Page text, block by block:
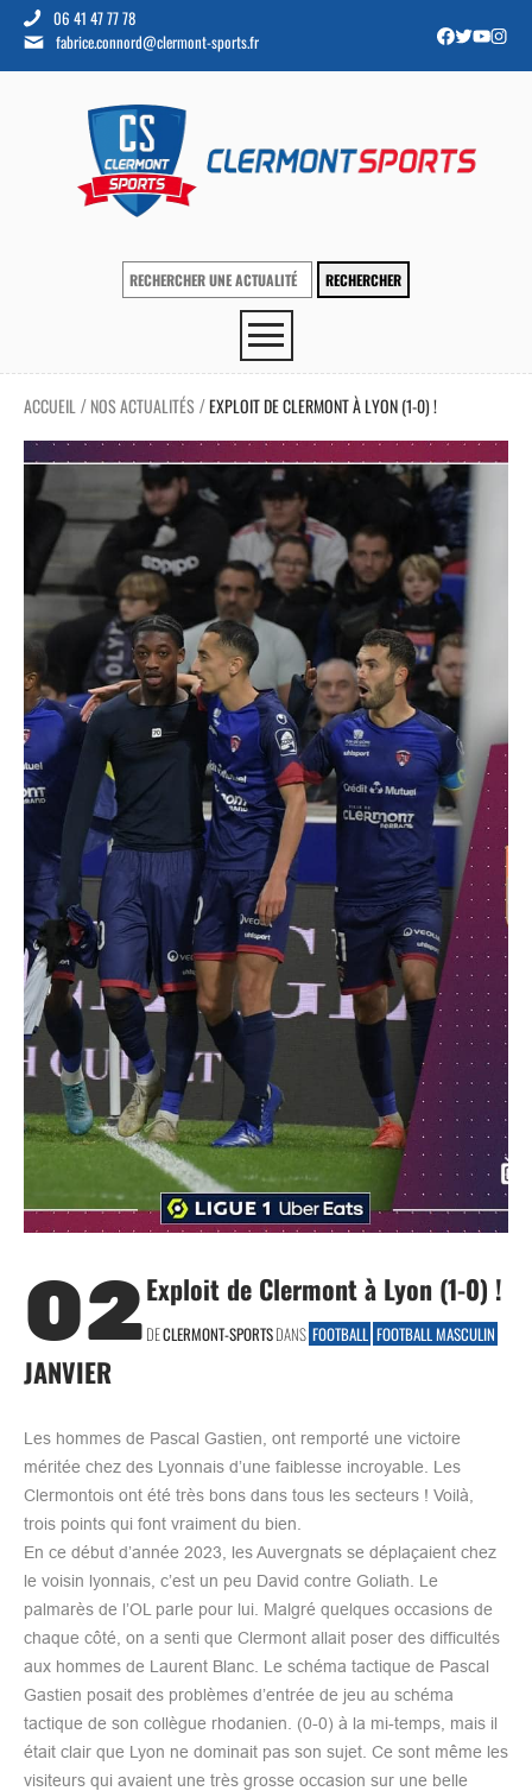
06 41 47 77 78
fabrice.connord@clermont-sports.fr
ACCUEIL / NOS ACTUALITÉS /EXPLOIT DE CLERMONT À LYON (1-0) !
02
JANVIER
Exploit de Clermont à Lyon (1-0) !
DECLERMONT-SPORTSDANS FOOTBALL FOOTBALL MASCULIN
Les hommes de Pascal Gastien, ont remporté une victoire
méritée chez des Lyonnais d’une faiblesse incroyable. Les
Clermontois ont été très bons dans tous les secteurs ! Voilà,
trois points qui font vraiment du bien.
En ce début d’année 2023, les Auvergnats se déplaçaient chez
le voisin lyonnais, c’est un peu David contre Goliath. Le
palmarès de l’OL parle pour lui. Malgré quelques occasions de
chaque côté, on a senti que Clermont allait poser des difficultés
aux hommes de Laurent Blanc. Le schéma tactique de Pascal
Gastien posait des problèmes d’entrée de jeu au schéma
tactique de son collègue rhodanien. (0-0) à la mi-temps, mais il
était clair que Lyon ne dominait pas son sujet. Ce sont même les
visiteurs qui avaient une très grosse occasion sur une belle